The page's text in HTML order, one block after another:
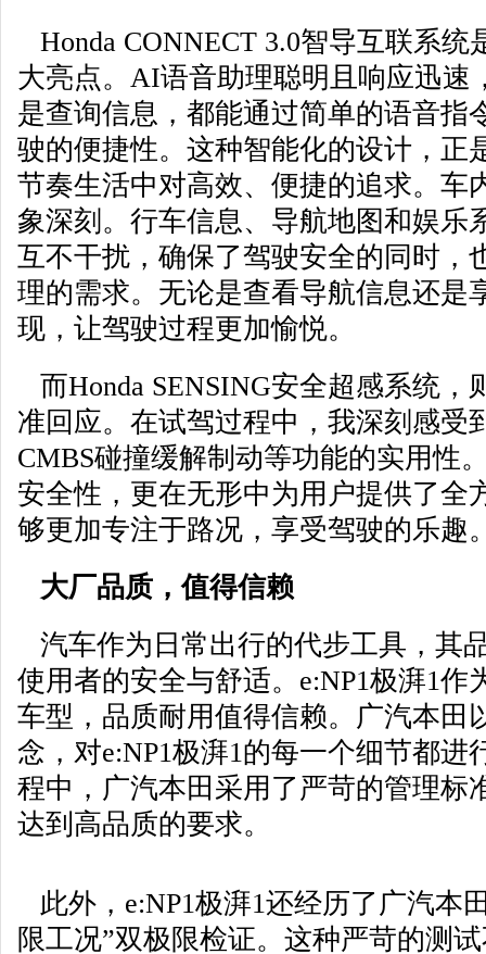
Honda CONNECT 3.0智导互联系统
大亮点。AI语音助理聪明且响应迅速
是查询信息，都能通过简单的语音指
驶的便捷性。这种智能化的设计，正
节奏生活中对高效、便捷的追求。车
象深刻。行车信息、导航地图和娱乐
互不干扰，确保了驾驶安全的同时，
理的需求。无论是查看导航信息还是
现，让驾驶过程更加愉悦。
而Honda SENSING安全超感系统，
准回应。在试驾过程中，我深刻感受
CMBS碰撞缓解制动等功能的实用性
安全性，更在无形中为用户提供了全
够更加专注于路况，享受驾驶的乐趣
大厂品质，值得信赖
汽车作为日常出行的代步工具，其
使用者的安全与舒适。e:NP1极湃1作
车型，品质耐用值得信赖。广汽本田
念，对e:NP1极湃1的每一个细节都进
程中，广汽本田采用了严苛的管理标
达到高品质的要求。
此外，e:NP1极湃1还经历了广汽本
限工况”双极限检证。这种严苛的测